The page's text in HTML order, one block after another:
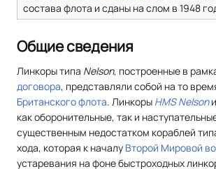
состава флота и сданы на слом в 1948
Общие сведения
Линкоры типа Nelson, построенные в
договора, представляли собой на то
Британского флота. Линкоры HMS Nelsonи
как оборонительные, так и
существенным недостатком кораблей
хода, которая к началу Второй Мировой
устаревания на фоне быстроходных